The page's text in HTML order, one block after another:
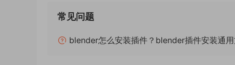
常见问题
blender怎么安装插件？blender插件安装通用